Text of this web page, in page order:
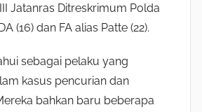
Jatanras Ditreskrimum Polda
(16) dan FA alias Patte (22).
sebagai pelaku yang
kasus pencurian dan
bahkan baru beberapa